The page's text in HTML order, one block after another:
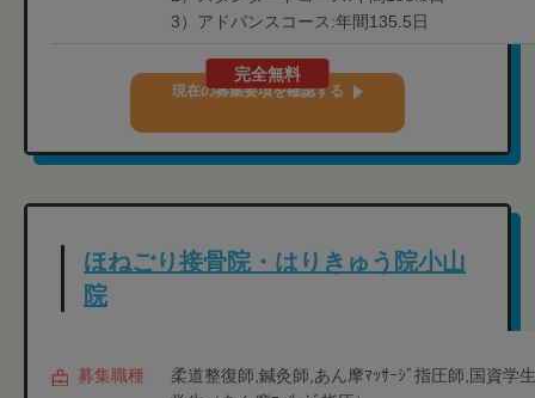
3）アドバンスコース:年間135.5日
完全無料
現在の募集要項を確認する
ほねごり接骨院・はりきゅう院小山
院
募集職種
柔道整復師,鍼灸師,あん摩ﾏｯｻｰｼﾞ指圧師,国資学